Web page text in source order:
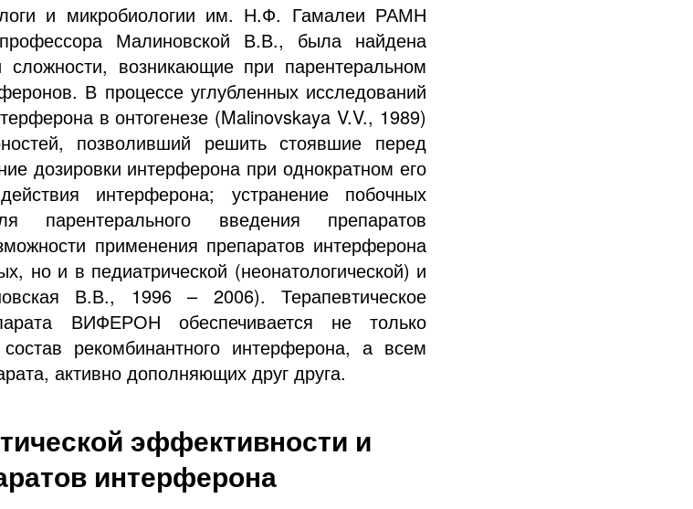
и микробиологии им. Н.Ф. Гамалеи РАМН
Малиновской В.В., была найдена
сложности, возникающие при парентеральном
В процессе углубленных исследований
в онтогенезе (Malinovskaya V.V., 1989)
позволивший решить стоявшие перед
дозировки интерферона при однократном его
интерферона; устранение побочных
парентерального введения препаратов
применения препаратов интерферона
но и в педиатрической (неонатологической) и
В.В., 1996 – 2006). Терапевтическое
ВИФЕРОН обеспечивается не только
рекомбинантного интерферона, а всем
активно дополняющих друг друга.
эффективности и
интерферона